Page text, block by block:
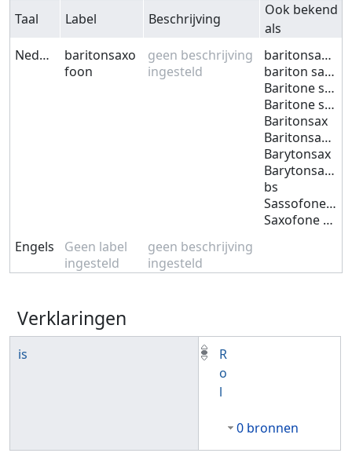
Taal Label Beschrijving
Ook bekend
als
Nederlands
baritonsaxo
foon
geen beschrijving
ingesteld
baritonsaxofoon
bariton saxofoon
Baritone sax
Baritone saxophone
Baritonsax
Baritonsaxophon
Barytonsax
Barytonsaxofoon
bs
Sassofone baritone
Saxofone baritono
Engels
Geen label
ingesteld
geen beschrijving
ingesteld
Verklaringen
is
R
o
l
0 bronnen